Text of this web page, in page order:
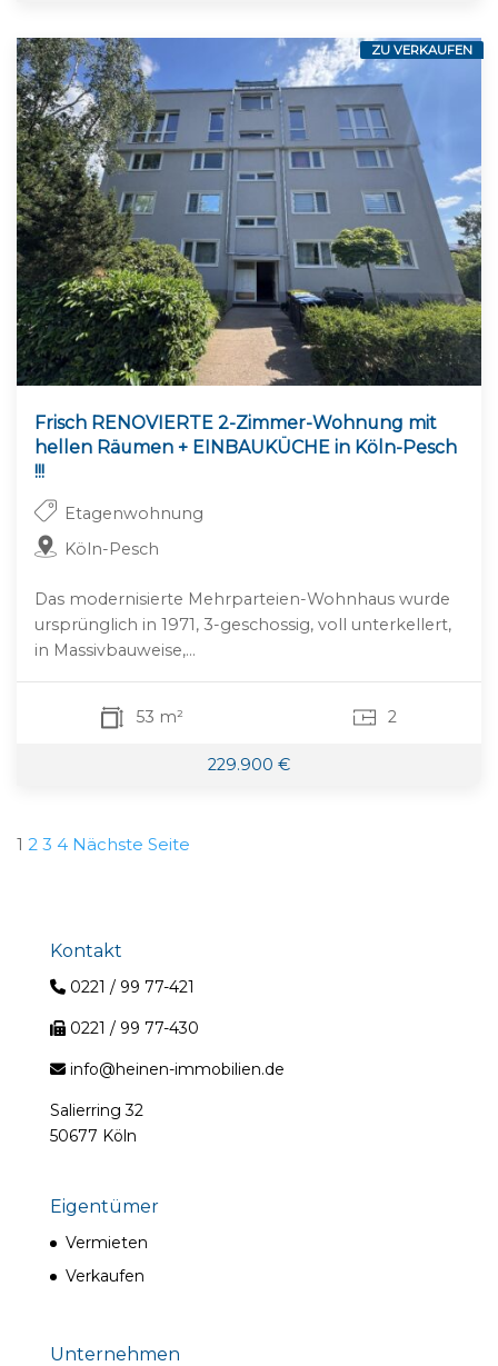
Frisch RENOVIERTE 2-Zimmer-Wohnung mit
hellen Räumen + EINBAUKÜCHE in Köln-Pesch
!!!
Etagenwohnung
Köln-Pesch
Das modernisierte Mehrparteien-Wohnhaus wurde
ursprünglich in 1971, 3-geschossig, voll unterkellert,
in Massivbauweise,...
53 m² 2
229.900 €
ZU VERKAUFEN
Seitennummerierung
1 2 3 4 Nächste Seite
Kontakt
0221 / 99 77-421
0221 / 99 77-430
info@heinen-immobilien.de
Salierring 32
50677 Köln
Eigentümer
Vermieten
Verkaufen
Unternehmen